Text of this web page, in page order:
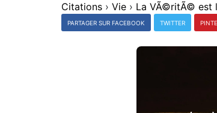
Citations › Vie ›
PARTAGER SUR FACEBOOK TWITTER